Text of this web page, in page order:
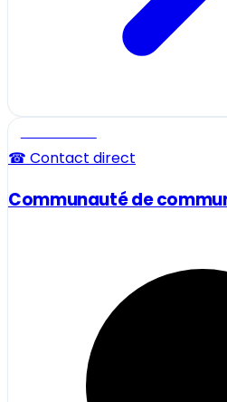
☎ Contact direct
Communauté de